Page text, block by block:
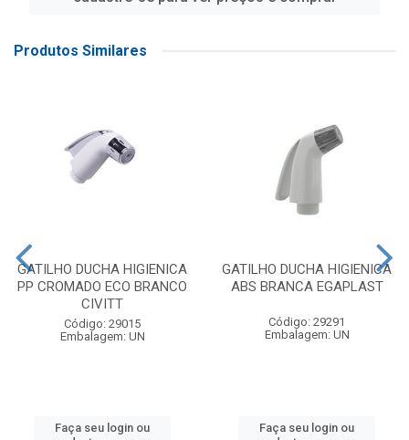
Produtos Similares
GATILHO DUCHA HIGIENICA
PP CROMADO ECO BRANCO
CIVITT
Código: 29015
Embalagem: UN
Faça seu login ou
GATILHO DUCHA HIGIENICA
ABS BRANCA EGAPLAST
Código: 29291
Embalagem: UN
Faça seu login ou